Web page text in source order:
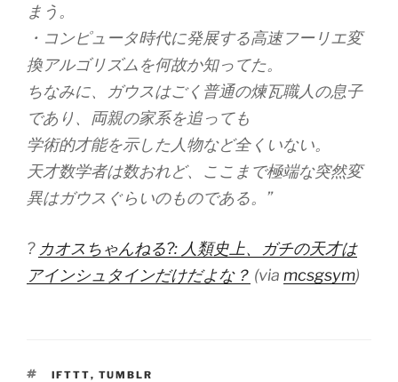
まう。
・コンピュータ時代に発展する高速フーリエ変
換アルゴリズムを何故か知ってた。
ちなみに、ガウスはごく普通の煉瓦職人の息子
であり、両親の家系を追っても
学術的才能を示した人物など全くいない。
天才数学者は数おれど、ここまで極端な突然変
異はガウスぐらいのものである。”
? カオスちゃんねる?: 人類史上、ガチの天才は
アインシュタインだけだよな？ (via mcsgsym)
TAGS
IFTTT, TUMBLR